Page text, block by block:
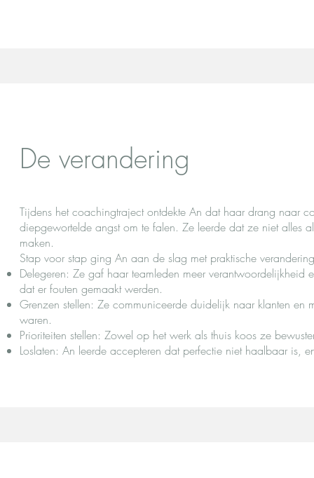
De verandering
Tijdens het coachingtraject ontdekte An dat haar drang naar
diepgewortelde angst om te falen. Ze leerde dat ze niet alles
maken.
Stap voor stap ging An aan de slag met praktische
Delegeren: Ze gaf haar teamleden meer verantwoordelijkheid
dat er fouten gemaakt werden.
Grenzen stellen: Ze communiceerde duidelijk naar klanten en
waren.
Prioriteiten stellen: Zowel op het werk als thuis koos ze
Loslaten: An leerde accepteren dat perfectie niet haalbaar is,